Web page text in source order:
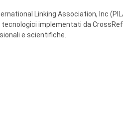
Linking Association, Inc
implementati da
e scientifiche.